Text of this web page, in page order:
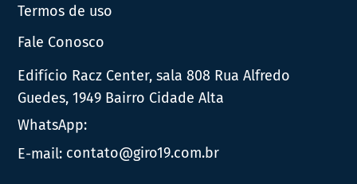
Termos de uso
Fale Conosco
Edifício Racz Center, sala 808 Rua Alfredo
Guedes, 1949 Bairro Cidade Alta
WhatsApp:
E-mail: contato@giro19.com.br